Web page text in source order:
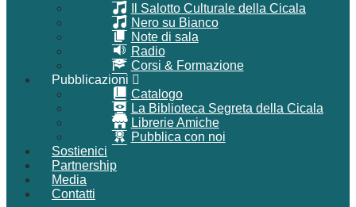
Il Salotto Culturale della Cicala
Nero su Bianco
Note di sala
Radio
Corsi & Formazione
Pubblicazioni
Catalogo
La Biblioteca Segreta della Cicala
Librerie Amiche
Pubblica con noi
Sostienici
Partnership
Media
Contatti